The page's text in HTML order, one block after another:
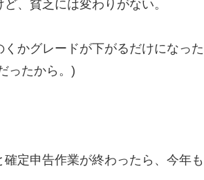
、貧乏には変わりがない。
かグレードが下がるだけになった
ったから。)
定申告作業が終わったら、今年も